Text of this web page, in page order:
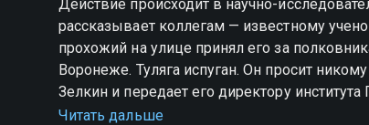
Действие происходит в научно-
рассказывает коллегам — известному
прохожий на улице принял его за
Воронеже. Туляга испуган. Он просит
Зелкин и передает его директору
что новая рукопись Черноуса, накануне
Читать дальше